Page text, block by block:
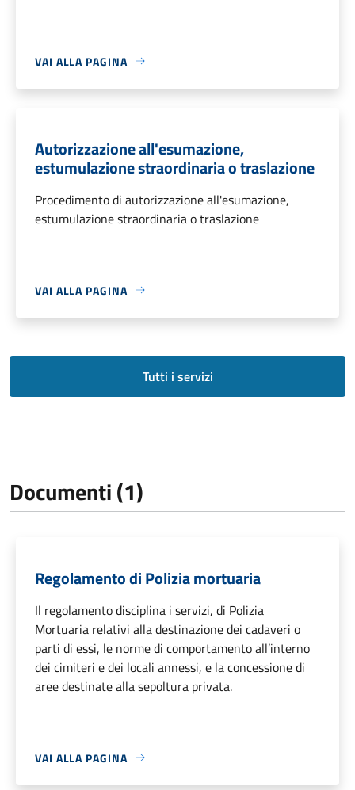
VAI ALLA PAGINA
Autorizzazione all'esumazione,
estumulazione straordinaria o traslazione
Procedimento di autorizzazione all'esumazione,
estumulazione straordinaria o traslazione
VAI ALLA PAGINA
Tutti i servizi
Documenti (1)
Regolamento di Polizia mortuaria
Il regolamento disciplina i servizi, di Polizia
Mortuaria relativi alla destinazione dei cadaveri o
parti di essi, le norme di comportamento all’interno
dei cimiteri e dei locali annessi, e la concessione di
aree destinate alla sepoltura privata.
VAI ALLA PAGINA